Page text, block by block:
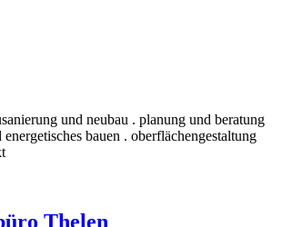
und neubau . planung und beratung
bauen . oberflächengestaltung
Thelen